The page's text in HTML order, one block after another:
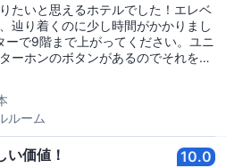
たいと思えるホテルでした！エレベ
辿り着くのに少し時間がかかりまし
ーで9階まで上がってください。ユニ
ーホンのボタンがあるのでそれを押
した。部屋は狭く、シャワーとトイ
たが、綺麗に清掃されていたので問
に山積みにしてあるのを自分で取る
るタオルが多いので綺麗なものを自
フカでぐっすり眠れましたし、廊下
で水には困りません。とにかく立地
ルーム
価値！ 10.0